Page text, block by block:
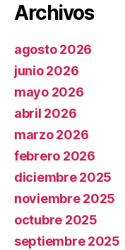
Archivos
agosto 2026
junio 2026
mayo 2026
abril 2026
marzo 2026
febrero 2026
diciembre 2025
noviembre 2025
octubre 2025
septiembre 2025